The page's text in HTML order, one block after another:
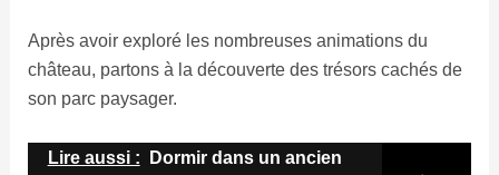
Après avoir exploré les nombreuses animations du
château, partons à la découverte des trésors cachés de
son parc paysager.
Lire aussi :
Dormir dans un ancien